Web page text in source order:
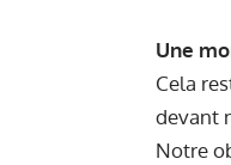
Une
Cela
devant
Notre